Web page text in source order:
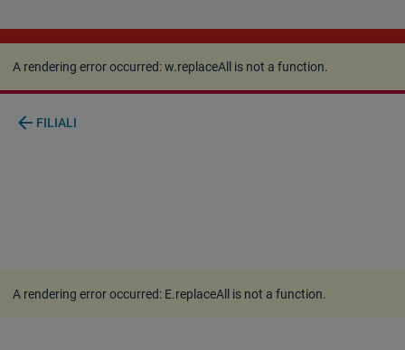
A rendering error occurred:w.replaceAll is not a
function.
A rendering error occurred:w.replaceAll is not a function.
arrow_back FILIALI
A rendering error occurred: E.replaceAll is not a function.